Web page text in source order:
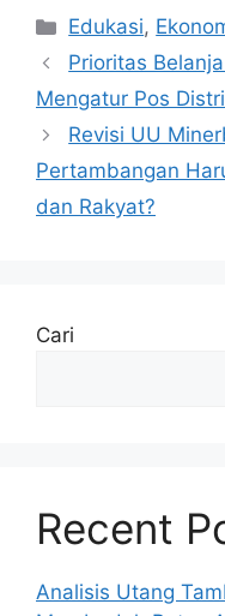
Kategori
Edukasi,
Prioritas
Mengatur Pos
Revisi UU
Pertambangan
dan Rakyat?
Cari
Recent
Analisis Utang